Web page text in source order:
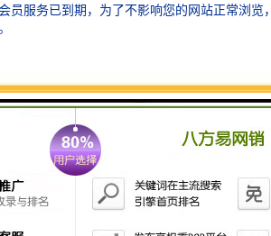
选择的过滤方式密切相关,取决于铸件
设计。由于发动机活塞为铝合金圆柱形
造,给过滤网的设置带来了许多不便。
置在直浇道与横浇道分型处或放置在横